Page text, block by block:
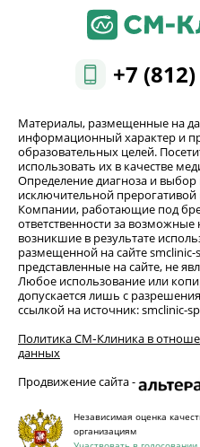
+7
Материалы, размещенные на
информационный характер и
образовательных целей.
использовать их в качестве
Определение диагноза и выбор
исключительной
Компании, работающие под
ответственности за возможные
возникшие в результате
размещенной на сайте
представленные на сайте, не
Любое использование или
допускается лишь с
ссылкой на источник: smclinic-
Политика СМ‑Клиника в
данных
Продвижение сайта -
Независимая оценка
организациям